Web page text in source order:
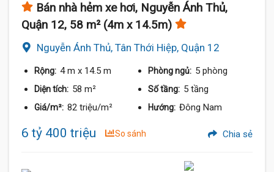
Bán nhà hẻm xe hơi, Nguyễn Ánh Thủ,
Quận 12, 58 m² (4m x 14.5m)
Nguyễn Ánh Thủ, Tân Thới Hiệp, Quận 12
Rộng: 4 m x 14.5 m Phòng ngủ: 5 phòng
Diện tích: 58 m² Số tầng: 5 tầng
Giá/m²: 82 triệu/m² Hướng: Đông Nam
6 tỷ 400 triệu So sánh Chia sẻ